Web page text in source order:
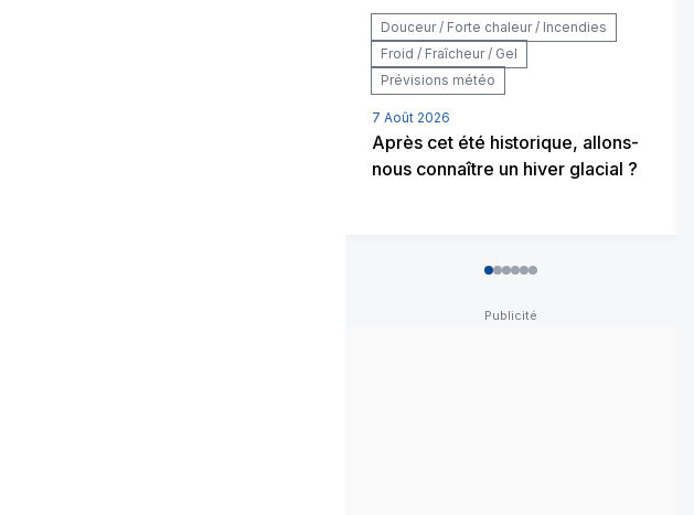
Douceur / Forte chaleur / Incendies
Froid / Fraîcheur / Gel
Prévisions météo
7 Août 2026
Après cet été historique, allons-
nous connaître un hiver glacial ?
012345